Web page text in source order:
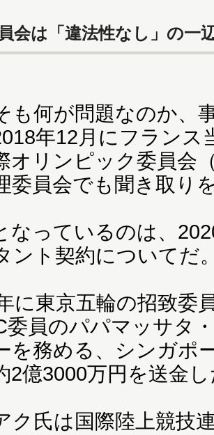
会は「違法性なし」の一
何が問題なのか、
年12月にフランス
オリンピック委員会
委員会でも聞き取り
っているのは、
ント契約についてだ
に東京五輪の招致委
委員のパパマッサタ
を務める、シンガポ
2億3000万円を送金
氏は国際陸上競技